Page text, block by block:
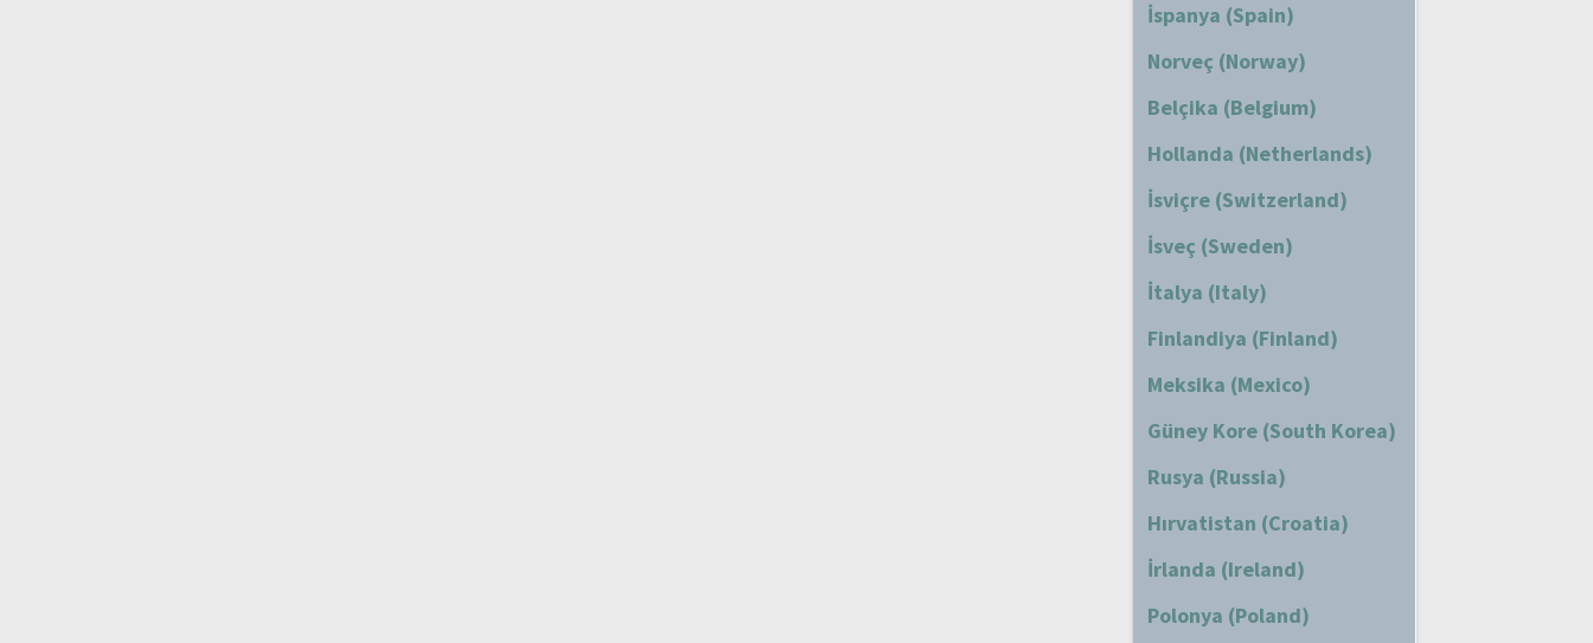
İspanya (Spain)
Norveç (Norway)
Belçika (Belgium)
Hollanda (Netherlands)
İsviçre (Switzerland)
İsveç (Sweden)
İtalya (Italy)
Finlandiya (Finland)
Meksika (Mexico)
Güney Kore (South Korea)
Rusya (Russia)
Hırvatistan (Croatia)
İrlanda (Ireland)
Polonya (Poland)